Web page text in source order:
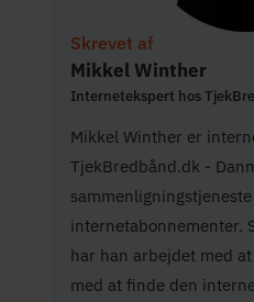
Skrevet af
Mikkel Winther
Internetekspert hos
Mikkel Winther er
TjekBredbånd.dk -
internetabonnementer.
har han arbejdet med
med at finde den